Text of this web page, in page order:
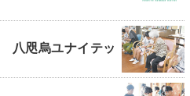
咫烏ユナイテッ